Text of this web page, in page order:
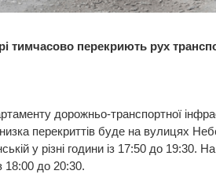
тимчасово перекриють рух
дорожньо-транспортної
перекриттів буде на вулицях
у різні години із 17:50 до 19:30.
18:00 до 20:30.